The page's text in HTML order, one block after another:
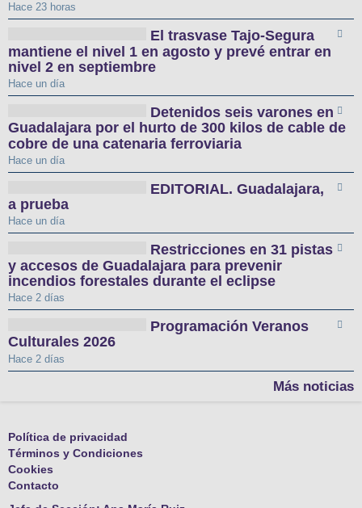
Hace 23 horas
El trasvase Tajo-Segura
mantiene el nivel 1 en agosto y prevé entrar en
nivel 2 en septiembre
Hace un día
Detenidos seis varones en
Guadalajara por el hurto de 300 kilos de cable de
cobre de una catenaria ferroviaria
Hace un día
EDITORIAL. Guadalajara,
a prueba
Hace un día
Restricciones en 31 pistas
y accesos de Guadalajara para prevenir
incendios forestales durante el eclipse
Hace 2 días
Programación Veranos
Culturales 2026
Hace 2 días
Más noticias
Política de privacidad
Términos y Condiciones
Cookies
Contacto